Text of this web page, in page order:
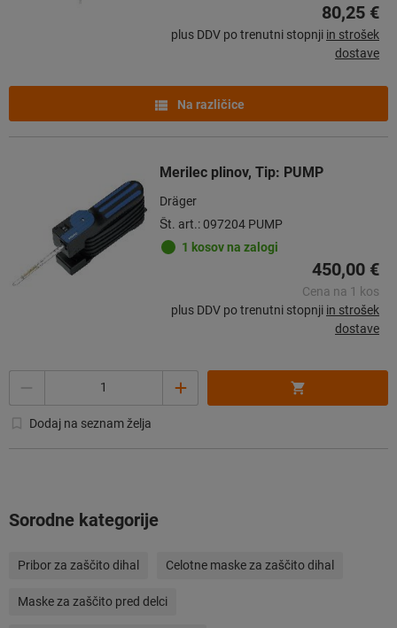
80,25 €
plus DDV po trenutni stopnji in strošek
dostave
Na različice
Merilec plinov, Tip: PUMP
Dräger
Št. art.: 097204 PUMP
1 kosov na zalogi
450,00 €
Cena na 1 kos
plus DDV po trenutni stopnji in strošek
dostave
Dodaj na seznam želja
Sorodne kategorije
Pribor za zaščito dihal Celotne maske za zaščito dihal
Maske za zaščito pred delci